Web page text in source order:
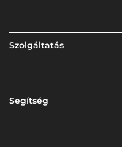
Szolgáltatás
Segítség